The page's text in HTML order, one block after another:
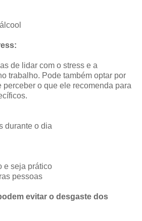
de lidar com o stress e a
trabalho. Pode também optar por
perceber o que ele recomenda para
durante o dia
e seja prático
pessoas
evitar o desgaste dos